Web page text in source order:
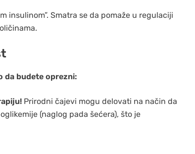
insulinom”. Smatra se da pomaže u regulaciji
da budete oprezni:
Prirodni čajevi mogu delovati na način da
(naglog pada šećera), što je